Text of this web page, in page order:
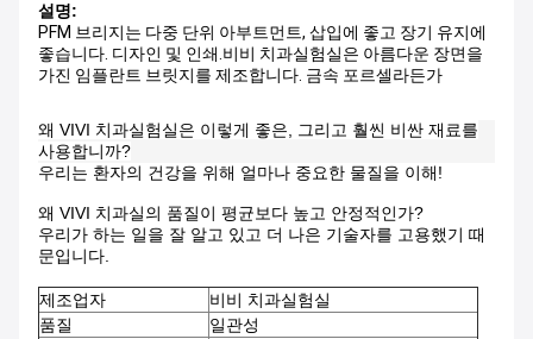
설명:
PFM 브리지는 다중 단위 아부트먼트, 삽입에 좋고 장기 유지에
좋습니다. 디자인 및 인쇄. 비비 치과실험실은 아름다운 장면을
가진 임플란트 브릿지를 제조합니다. 금속 포르셀라든가
왜 VIVI 치과실험실은 이렇게 좋은, 그리고 훨씬 비싼 재료를
사용합니까?
우리는 환자의 건강을 위해 얼마나 중요한 물질을 이해!
왜 VIVI 치과실의 품질이 평균보다 높고 안정적인가?
우리가 하는 일을 잘 알고 있고 더 나은 기술자를 고용했기 때
문입니다.
제조업자
비비 치과실험실
품질
일관성